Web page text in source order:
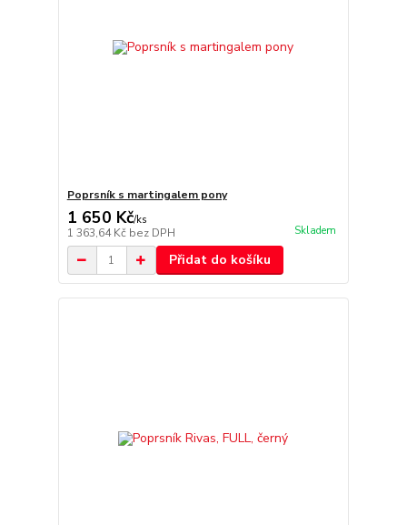
Poprsník s martingalem pony
1 650 Kč/ks
1 363,64 Kč bez DPH Skladem
Přidat do košíku